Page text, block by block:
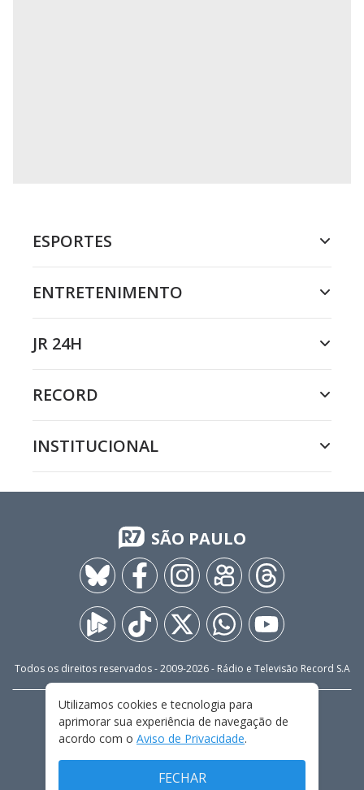
ESPORTES
ENTRETENIMENTO
JR 24H
RECORD
INSTITUCIONAL
SÃO PAULO
Todos os direitos reservados - 2009-2026- Rádio e Televisão Record S.A
FALE CONOSCO
PRIVACIDADE
TERMOS E CONDIÇÕES DE USO
Utilizamos cookies e tecnologia para
aprimorar sua experiência de navegação de
acordo com o Aviso de Privacidade.
FECHAR